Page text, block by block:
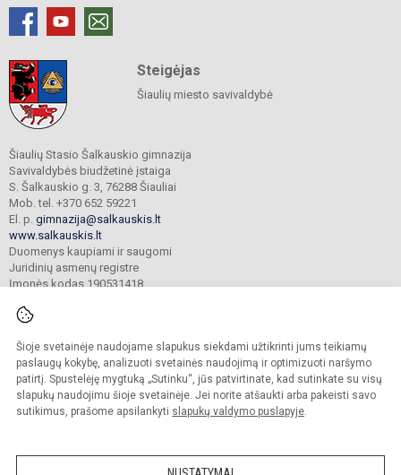
Šioje svetainėje naudojame slapukus siekdami užtikrinti jums teikiamų
paslaugų kokybę, analizuoti svetainės naudojimą ir optimizuoti naršymo
patirtį. Spustelėję mygtuką „Sutinku“, jūs patvirtinate, kad sutinkate su visų
slapukų naudojimu šioje svetainėje. Jei norite atšaukti arba pakeisti savo
sutikimus, prašome apsilankyti slapukų valdymo puslapyje.
Steigėjas
Šiaulių miesto savivaldybė
Šiaulių Stasio Šalkauskio gimnazija
Savivaldybės biudžetinė įstaiga
S. Šalkauskio g. 3, 76288 Šiauliai
Mob. tel. +370 652 59221
El. p. gimnazija@salkauskis.lt
www.salkauskis.lt
Duomenys kaupiami ir saugomi
Juridinių asmenų registre
Įmonės kodas 190531418
© 2024. Šiaulių Stasio Šalkauskio gimnazija. Visos teisės saugomos.
Kopijuoti turinį be raštiško gimnazijos sutikimo griežtai draudžiama.
Prieinamumo paraiška Slapukų valdymas
Sumanus būdas atnaujinti